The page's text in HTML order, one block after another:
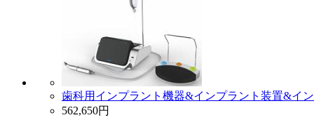
歯科用インプラント機器&インプラント装置&イ
562,650円